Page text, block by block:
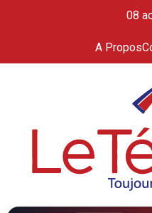
08
A Propos